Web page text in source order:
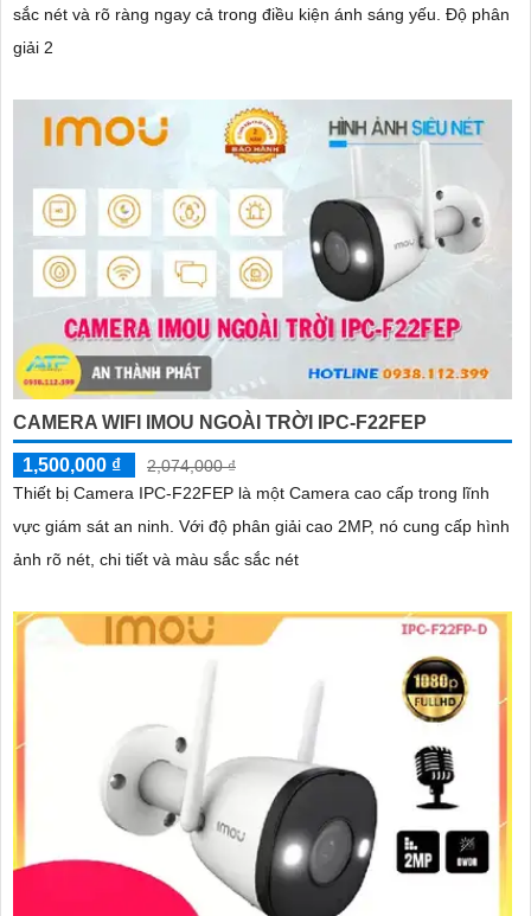
sắc nét và rõ ràng ngay cả trong điều kiện ánh sáng yếu. Độ phân
giải 2
CAMERA WIFI IMOU NGOÀI TRỜI IPC-F22FEP
1,500,000 ₫
2,074,000 ₫
Thiết bị Camera IPC-F22FEP là một Camera cao cấp trong lĩnh
vực giám sát an ninh. Với độ phân giải cao 2MP, nó cung cấp hình
ảnh rõ nét, chi tiết và màu sắc sắc nét